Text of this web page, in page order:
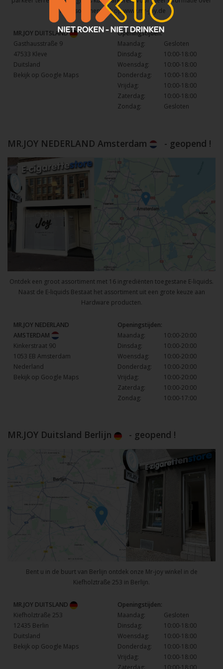
het assortiment kijk opwww.mr-joy.de
MR.JOY DUITSLAND
Gasthausstraße 9
47533 Kleve
Duitsland
Bekijk op Google Maps
Openingstijden:
Maandag:
Gesloten
Dinsdag:
10:00-18:00
Woensdag:
10:00-18:00
Donderdag:
10:00-18:00
Vrijdag:
10:00-18:00
Zaterdag:
10:00-18:00
Zondag:
Gesloten
MR.JOY NEDERLAND Amsterdam - geopend !
Ontdek een groot assortiment met 16 ingrediënten toegestane E-liquids.
Naast de E-liquids Bestaat het assortiment uit een grote keuze aan
Hardware producten.
MR.JOY NEDERLAND
AMSTERDAM
Kinkerstraat 90
1053 EB Amsterdam
Nederland
Bekijk op Google Maps
Openingstijden:
Maandag:
10:00-20:00
Dinsdag:
10:00-20:00
Woensdag:
10:00-20:00
Donderdag:
10:00-20:00
Vrijdag:
10:00-20:00
Zaterdag:
10:00-20:00
Zondag:
10:00-17:00
MR.JOY Duitsland Berlijn - geopend !
Bent u in de buurt van Berlijn ontdek onze Mr-joy winkel in de
Kiefholztraße 253 in Berlijn.
MR.JOY DUITSLAND
Kiefholztraße 253
12435 Berlin
Duitsland
Bekijk op Google Maps
Openingstijden:
Maandag:
Gesloten
Dinsdag:
10:00-18:00
Woensdag:
10:00-18:00
Donderdag:
10:00-18:00
Vrijdag:
10:00-18:00
Zaterdag:
10:00-18:00